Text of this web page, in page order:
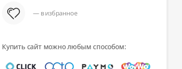
— в избранное
Купить сайт можно любым способом: